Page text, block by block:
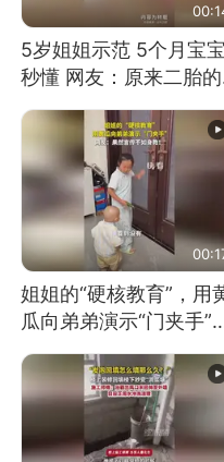
5岁姐姐示范 5个月宝宝
秒懂 网友：原来二胎的
姐姐的“硬核教育”，用
瓜向弟弟演示“门夹手”
教！